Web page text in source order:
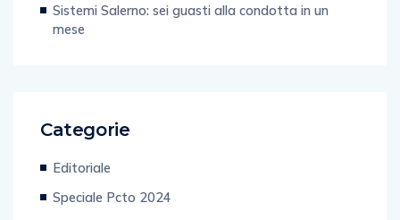
Sistemi Salerno: sei guasti alla condotta in un
mese
Categorie
Editoriale
Speciale Pcto 2024